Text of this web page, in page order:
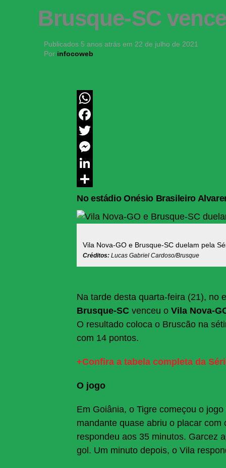
Brusque-SC
Publicados 5 anos atrás em 22 de julho de 2021
Por infocoweb
WhatsApp
Facebook
Twitter
Messenger
LinkedIn
Share
No estádio Onésio Brasileiro
Vila Nova-GO e Brusque-SC duelam pela
Créditos: Lucas Gabriel Cardoso/Brusque
Na tarde desta quarta-feira (21), no
Brusque-SC venceu o Vila Nova-
O resultado coloca o Bruscão na
com 14 pontos.
+Confira a tabela completa da
O jogo
Em Goiânia, o Tigre começou o
mandante quase abriu o placar
respondeu aos 35 minutos. Garcez
gol. Um minuto depois, o Vila